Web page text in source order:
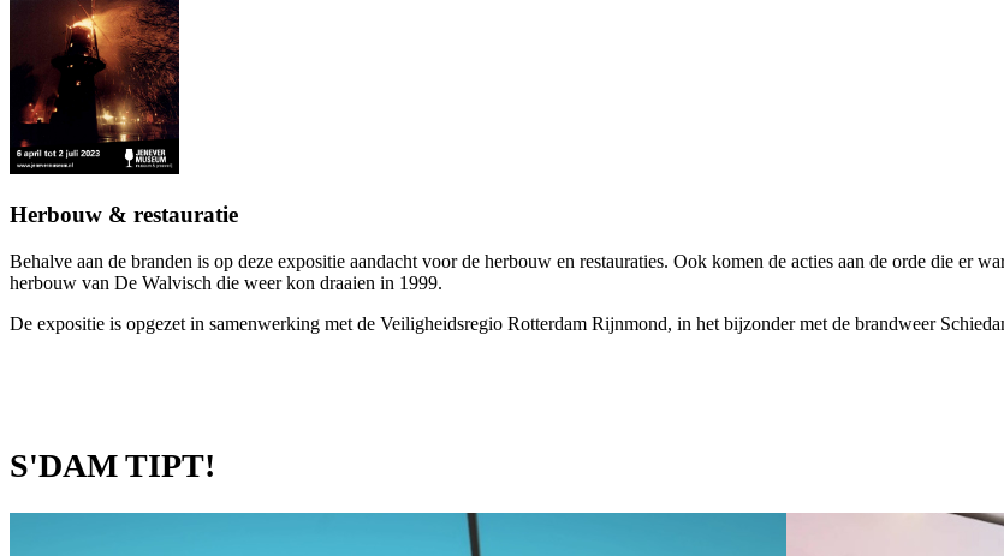
Herbouw & restauratie
Behalve aan de branden is op deze expositie aandacht voor de herbouw en restauraties. Ook komen de acties aan de orde die er
herbouw van De Walvisch die weer kon draaien in 1999.
De expositie is opgezet in samenwerking met de Veiligheidsregio Rotterdam Rijnmond, in het bijzonder met de brandweer
S'DAM TIPT!